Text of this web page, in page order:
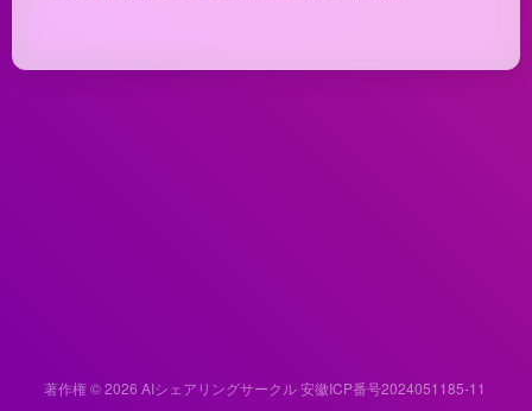
著作権 © 2026 AIシェアリングサークル 安徽ICP番号2024051185-11